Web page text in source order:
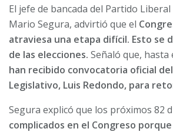
El jefe de bancada del Partido
Mario Segura, advirtió que el
atraviesa una etapa difícil. Esto se
de las elecciones. Señaló que, hasta
han recibido convocatoria oficial
Legislativo, Luis Redondo, para
Segura explicó que los próximos 82
complicados en el Congreso